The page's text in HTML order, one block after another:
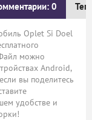
0
Oplet Si Doel
можно
Android,
вы поделитесь
удобстве и